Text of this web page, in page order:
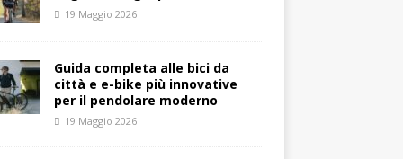
19 Maggio 2026
Guida completa alle bici da
città e e-bike più innovative
per il pendolare moderno
19 Maggio 2026